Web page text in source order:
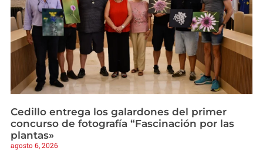
Cedillo entrega los galardones del primer
concurso de fotografía “Fascinación por las
plantas»
agosto 6, 2026